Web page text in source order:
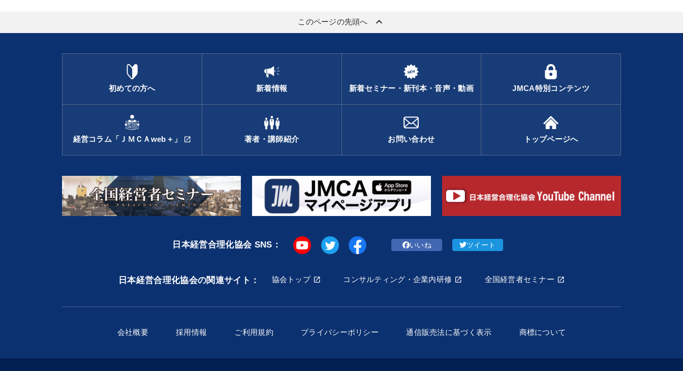
このページの先頭へ keyboard_arrow_up
初めての方へ 新着情報 新着セミナー・新刊本・音声・動画 JMCA特別コンテンツ
経営コラム「ＪＭＣＡweb＋」 open_in_new 著者・講師紹介 お問い合わせ トップページへ
日本経営合理化協会 SNS： いいね ツイート
日本経営合理化協会の関連サイト： 協会トップ コンサルティング・企業内研修 全国経営者セミナー
会社概要 採用情報 ご利用規約 プライバシーポリシー 通信販売法に基づく表示 商標について